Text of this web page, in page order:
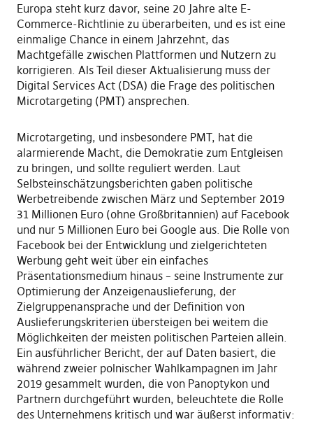
Europa steht kurz davor, seine 20 Jahre alte E-
Commerce-Richtlinie zu überarbeiten, und es ist eine
einmalige Chance in einem Jahrzehnt, das
Machtgefälle zwischen Plattformen und Nutzern zu
korrigieren. Als Teil dieser Aktualisierung muss der
Digital Services Act (DSA) die Frage des politischen
Microtargeting (PMT) ansprechen.
Microtargeting, und insbesondere PMT, hat die
alarmierende Macht, die Demokratie zum Entgleisen
zu bringen, und sollte reguliert werden. Laut
Selbsteinschätzungsberichten gaben politische
Werbetreibende zwischen März und September 2019
31 Millionen Euro (ohne Großbritannien) auf Facebook
und nur 5 Millionen Euro bei Google aus. Die Rolle von
Facebook bei der Entwicklung und zielgerichteten
Werbung geht weit über ein einfaches
Präsentationsmedium hinaus – seine Instrumente zur
Optimierung der Anzeigenauslieferung, der
Zielgruppenansprache und der Definition von
Auslieferungskriterien übersteigen bei weitem die
Möglichkeiten der meisten politischen Parteien allein.
Ein ausführlicher Bericht, der auf Daten basiert, die
während zweier polnischer Wahlkampagnen im Jahr
2019 gesammelt wurden, die von Panoptykon und
Partnern durchgeführt wurden, beleuchtete die Rolle
des Unternehmens kritisch und war äußerst informativ: